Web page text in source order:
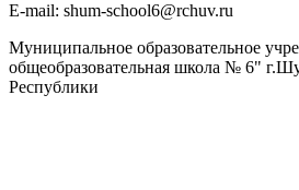
Е-mail: shum-school6@rchuv.ru
Муниципальное образовательное
общеобразовательная школа № 6"
Республики